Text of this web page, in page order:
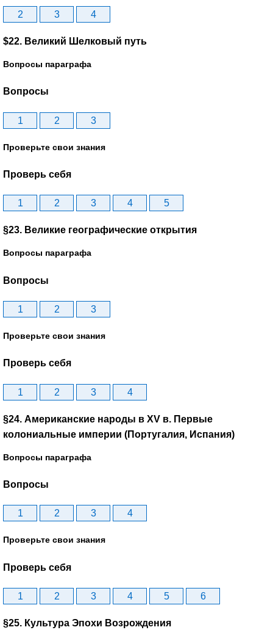
2 3 4
$22. Великий Шелковый путь
Вопросы параграфа
Вопросы
1 2 3
Проверьте свои знания
Проверь себя
1 2 3 4 5
§23. Великие географические открытия
Вопросы параграфа
Вопросы
1 2 3
Проверьте свои знания
Проверь себя
1 2 3 4
§24. Американские народы в XV в. Первые
колониальные империи (Португалия, Испания)
Вопросы параграфа
Вопросы
1 2 3 4
Проверьте свои знания
Проверь себя
1 2 3 4 5 6
§25. Культура Эпохи Возрождения